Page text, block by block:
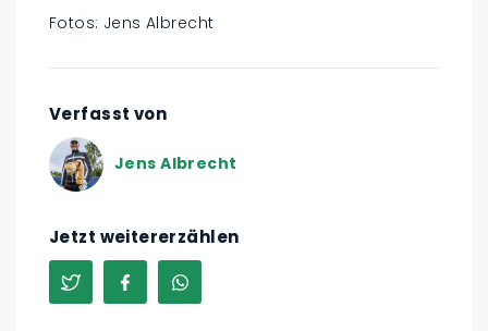
Fotos: Jens Albrecht
Verfasst von
Jens Albrecht
Jetzt weitererzählen